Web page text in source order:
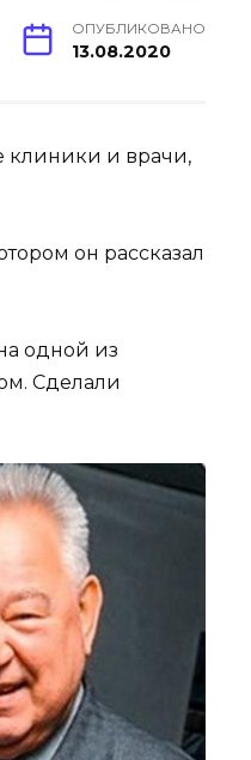
ОПУБЛИКОВАНО
13.08.2020
клиники и врачи,
он рассказал
одной из
Сделали